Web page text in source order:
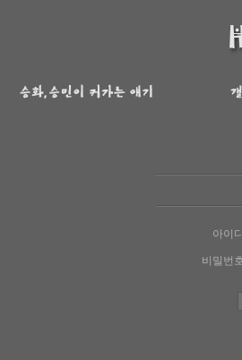
아이
비밀번